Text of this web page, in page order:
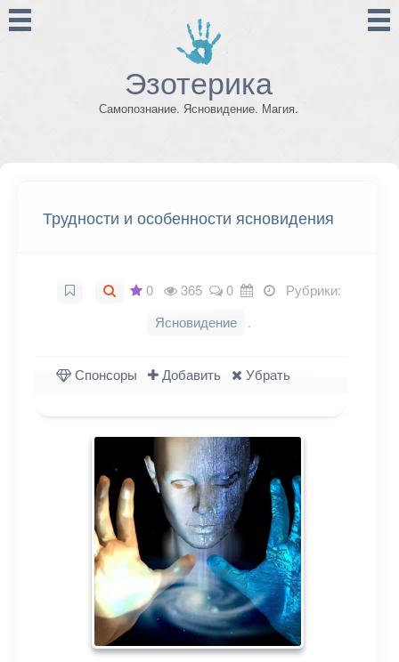
Эзотерика
Самопознание. Ясновидение. Магия.
Трудности и особенности ясновидения
0 365 0
Рубрики:
Ясновидение
.
Спонсоры Добавить Убрать